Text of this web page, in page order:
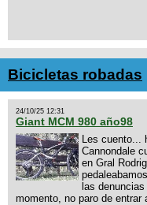
Bicicletas robadas
24/10/25 12:31
Giant MCM 980 año98
Les cuento...
Cannondale
en Gral
las
momento, no paro de entrar